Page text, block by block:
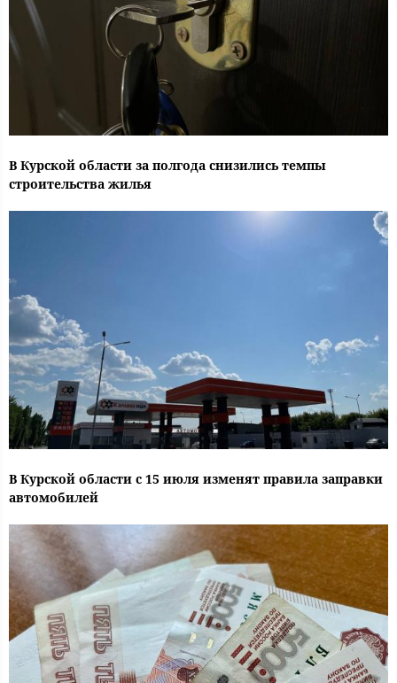
В Курской области за полгода снизились темпы
строительства жилья
В Курской области с 15 июля изменят правила заправки
автомобилей